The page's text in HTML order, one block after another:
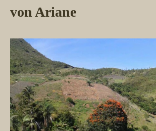
von Ariane